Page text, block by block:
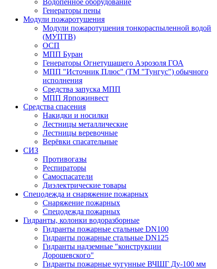
Водопенное оборудование
Генераторы пены
Модули пожаротушения
Модули пожаротушения тонкораспыленной водой
(МУПТВ)
ОСП
МПП Буран
Генераторы Огнетушащего Аэрозоля ГОА
МПП "Источник Плюс" (ТМ "Тунгус") обычного
исполнения
Средства запуска МПП
МПП Ярпожинвест
Средства спасения
Накидки и носилки
Лестницы металлические
Лестницы веревочные
Верёвки спасательные
СИЗ
Противогазы
Респираторы
Самоспасатели
Диэлектрические товары
Спецодежда и снаряжение пожарных
Снаряжение пожарных
Спецодежда пожарных
Гидранты, колонки водоразборные
Гидранты пожарные стальные DN100
Гидранты пожарные стальные DN125
Гидранты надземные "конструкции
Дорошевского"
Гидранты пожарные чугунные ВЧШГ Ду-100 мм